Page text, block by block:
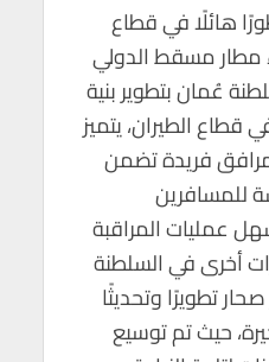
هائلًا في قطاع
مطار مسقط الدولي
عُمان بتطوير بنية
الطيران، يتميز
فريدة تضمن
للمسافرين
عمليات المراقبة
أخرى في السلطنة
تطويرًا وتحديثًا
حيث تم توسيع